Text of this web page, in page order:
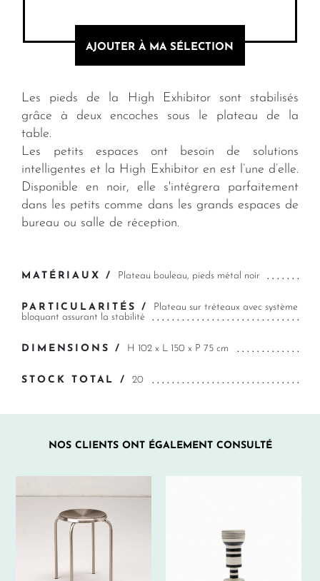
AJOUTER À MA SÉLECTION
Les pieds de la High Exhibitor sont stabilisés
grâce à deux encoches sous le plateau de la
table.
Les petits espaces ont besoin de solutions
intelligentes et la High Exhibitor en est l’une d’elle.
Disponible en noir, elle s'intégrera parfaitement
dans les petits comme dans les grands espaces de
bureau ou salle de réception.
MATÉRIAUX / Plateau bouleau, pieds métal noir
PARTICULARITÉS / Plateau sur tréteaux avec système
bloquant assurant la stabilité
DIMENSIONS / H 102 x L 150 x P 75 cm
STOCK TOTAL / 20
NOS CLIENTS ONT ÉGALEMENT CONSULTÉ